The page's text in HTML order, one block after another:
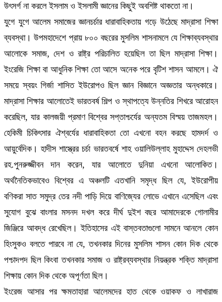
উৎসর্গ না করলে ইসলাম ও ইসলামী জ্ঞানের কিছুই অবশিষ্ট থাকতো না।
যুগে যুগে আলেম সমাজের জ্ঞানচর্চার ধারাবাহিকতায় গড়ে উঠেছে মাদ্রাসা শিক্ষা
ব্যবস্থা। উপমহাদেশে প্রায় ৮০০ বছরের মুসলিম শাসনামলে যে শিক্ষাব্যবস্থার
আলোকে সমাজ, দেশ ও রাষ্ট্র পরিচালিত হয়েছিল তা ছিল মাদ্রাসা শিক্ষা।
ইংরেজি শিক্ষা বা আধুনিক শিক্ষা তো আসে অনেক পরে বৃটিশ শাসন আমলে। ঐ
সময়ে স্বয়ং গির্জা শাসিত ইউরোপও ছিল জ্ঞান বিজ্ঞানে অজ্ঞতার অন্ধকারে।
মাদ্রাসা শিক্ষার আলোতেই ভারতবর্ষ শিল্প ও স্থাপত্যে উন্নতির শিখরে আরোহন
করেছিল, যার কালজয়ী প্রমাণ বিশ্বের সপ্তাশ্চর্যের অন্যতম বিস্ময় তাজমহল।
হেকিমী চিকিৎসার ঐশ্বর্যের ধারাবাহিকতা তো এখনো বহন করছে হামদর্দ ও
আয়ুর্বেদিক। হাদীস শাস্ত্রের চর্চা ভারতবর্ষে শাহ ওয়ালিউল্লাহ মুহাদ্দেস দেহলভী
রহ.পুনরুজ্জীবন দান করেন, যার আলোতে দুনিয়া এখনো আলোকিত।
অর্থনৈতিকভাবেও বিশ্বের এ অঞ্চলটি এতখানি সমৃদ্ধ ছিল যে, ইউরোপীয়
বণিকরা সাত সমুদ্র তের নদী পাড়ি দিয়ে বাণিজ্যের লোভে এখানে এসেছিল এবং
সুযোগ বুঝে বাংলার মসনদ দখল করে দীর্ঘ দুইশ বছর আমাদেরকে গোলামীর
জিঞ্জিরে আবদ্ধ রেখেছিল। ইতিহাসের এই বাস্তবতাগুলো সামনে আনলে কোন
হিংসুকও বলতে পারবে না যে, তখনকার দিনের মুসলিম শাসন কোন দিক থেকে
পশ্চাদপদ ছিল কিংবা তখনকার সমাজ ও রাষ্ট্রব্যবস্থার নিয়ন্ত্রক শক্তি মাদ্রাসা
শিক্ষায় কোন দিক থেকে অপূর্ণতা ছিল।
ইংরেজ আসার পর ক্ষমতাহারা আলেমদের হাত থেকে ওয়াকফ ও লাখারাজ